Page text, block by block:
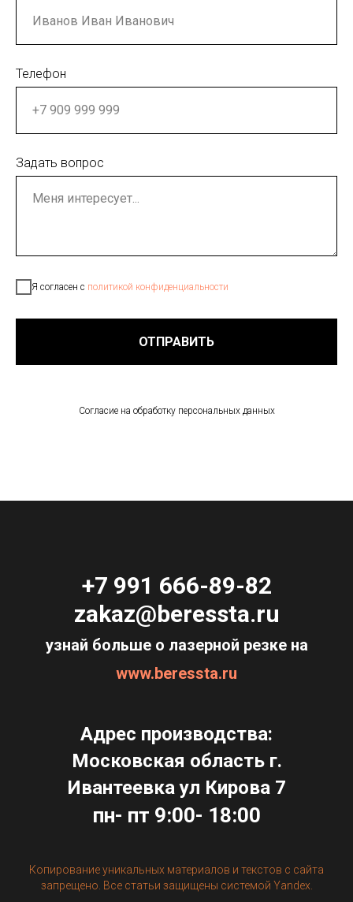
Телефон
Задать вопрос
Я согласен с политикой конфиденциальности
ОТПРАВИТЬ
Согласие на обработку персональных данных
+7 991 666-89-82
zakaz@beressta.ru
узнай больше о лазерной резке на
www.beressta.ru
Адрес производства:
Московская область г.
Ивантеевка ул Кирова 7
пн- пт 9:00- 18:00
Копирование уникальных материалов и текстов с сайта
запрещено. Все статьи защищены системой Yandex.